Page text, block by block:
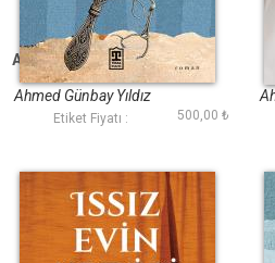
Aynada Batan Güneş
Ahmed Günbay Yıldız
Etiket Fiyatı : 500,00 ₺